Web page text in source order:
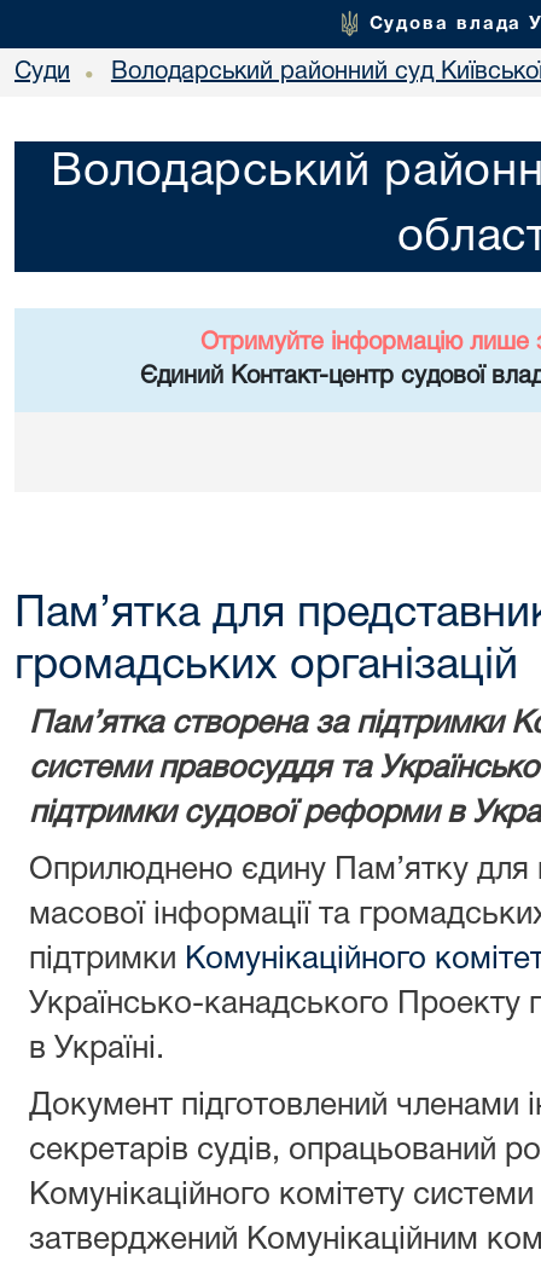
Судова влада
Суди • Володарський районний суд
Володарський
Отримуйте інформацію лише
Єдиний Контакт-центр судової
Пам’ятка для
громадських організацій
Пам’ятка створена за підтримки
системи правосуддя та
підтримки судової реформи в
Оприлюднено єдину Пам’ятку для
масової інформації та
підтримки Комунікаційного
Українсько-канадського Проекту
в Україні.
Документ підготовлений членами
секретарів судів, опрацьований
Комунікаційного комітету
затверджений Комунікаційним